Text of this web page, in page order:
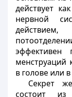
действует
нервной
менструаций
в голове или
Секрет
состоит из